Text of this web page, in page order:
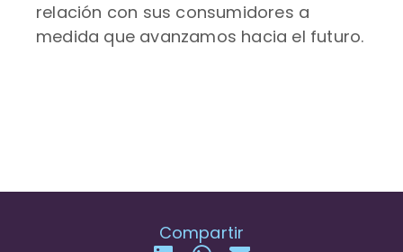
relación con sus consumidores a
medida que avanzamos hacia el futuro.
Compartir